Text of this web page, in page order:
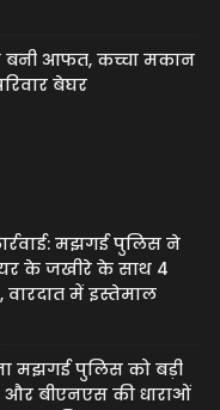
बनी आफत, कच्चा मकान
बेघर
मझगई पुलिस ने
के जखीरे के साथ 4
वारदात में इस्तेमाल
मझगई पुलिस को बड़ी
और बीएनएस की धाराओं